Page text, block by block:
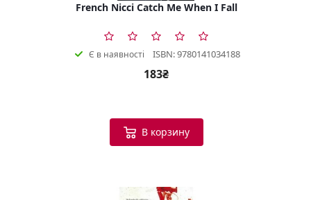
French Nicci Catch Me When I Fall
Є в наявності ISBN: 9780141034188
183₴
В корзину